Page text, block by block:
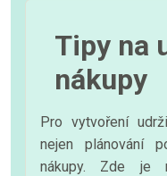
Tipy na
nákupy
Pro vytvoření
nejen plánování
nákupy. Zde je